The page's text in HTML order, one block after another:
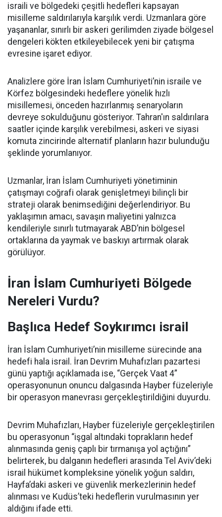
israili ve bölgedeki çeşitli hedefleri kapsayan
misilleme saldırılarıyla karşılık verdi. Uzmanlara göre
yaşananlar, sınırlı bir askeri gerilimden ziyade bölgesel
dengeleri kökten etkileyebilecek yeni bir çatışma
evresine işaret ediyor.
Analizlere göre İran İslam Cumhuriyeti’nin israile ve
Körfez bölgesindeki hedeflere yönelik hızlı
misillemesi, önceden hazırlanmış senaryoların
devreye sokulduğunu gösteriyor. Tahran'ın saldırılara
saatler içinde karşılık verebilmesi, askeri ve siyasi
komuta zincirinde alternatif planların hazır bulunduğu
şeklinde yorumlanıyor.
Uzmanlar, İran İslam Cumhuriyeti yönetiminin
çatışmayı coğrafi olarak genişletmeyi bilinçli bir
strateji olarak benimsediğini değerlendiriyor. Bu
yaklaşımın amacı, savaşın maliyetini yalnızca
kendileriyle sınırlı tutmayarak ABD’nin bölgesel
ortaklarına da yaymak ve baskıyı artırmak olarak
görülüyor.
İran İslam Cumhuriyeti Bölgede
Nereleri Vurdu?
Başlıca Hedef Soykırımcı israil
İran İslam Cumhuriyeti’nin misilleme sürecinde ana
hedefi hala israil. İran Devrim Muhafızları pazartesi
günü yaptığı açıklamada ise, “Gerçek Vaat 4”
operasyonunun onuncu dalgasında Hayber füzeleriyle
bir operasyon manevrası gerçekleştirildiğini duyurdu.
Devrim Muhafızları, Hayber füzeleriyle gerçekleştirilen
bu operasyonun “işgal altındaki toprakların hedef
alınmasında geniş çaplı bir tırmanışa yol açtığını”
belirterek, bu dalganın hedefleri arasında Tel Aviv’deki
israil hükümet kompleksine yönelik yoğun saldırı,
Hayfa’daki askeri ve güvenlik merkezlerinin hedef
alınması ve Kudüs’teki hedeflerin vurulmasının yer
aldığını ifade etti.